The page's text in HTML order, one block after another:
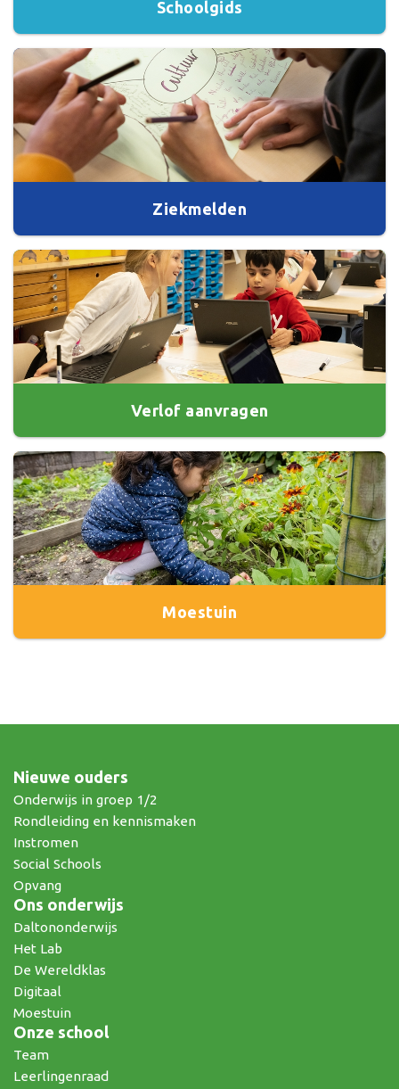
Schoolgids
Ziekmelden
Verlof aanvragen
Moestuin
Nieuwe ouders
Onderwijs in groep 1/2
Rondleiding en kennismaken
Instromen
Social Schools
Opvang
Ons onderwijs
Daltononderwijs
Het Lab
De Wereldklas
Digitaal
Moestuin
Onze school
Team
Leerlingenraad